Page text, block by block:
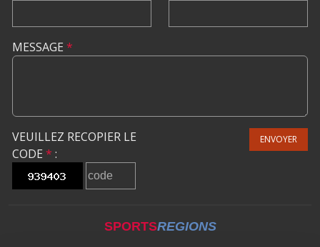
MESSAGE *
VEUILLEZ RECOPIER LE
CODE * :
ENVOYER
SPORTSREGIONS